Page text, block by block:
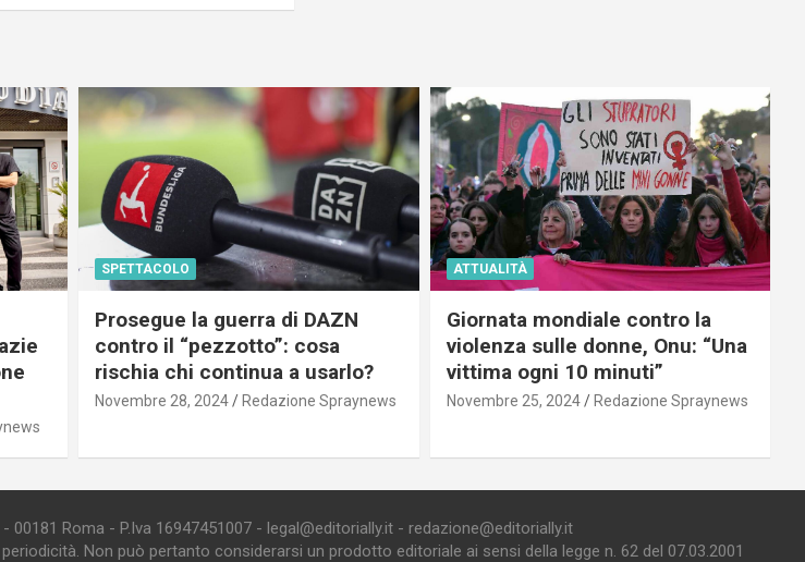
SPETTACOLO
Prosegue la guerra di DAZN
contro il “pezzotto”: cosa
rischia chi continua a usarlo?
Novembre 28, 2024 Redazione Spraynews
ATTUALITÀ
Giornata mondiale contro la
violenza sulle donne, Onu: “Una
vittima ogni 10 minuti”
Novembre 25, 2024 Redazione Spraynews
Roma - P.Iva 16947451007 - legal@editorially.it - redazione@editorially.it
Non può pertanto considerarsi un prodotto editoriale ai sensi della legge n. 62 del 07.03.2001